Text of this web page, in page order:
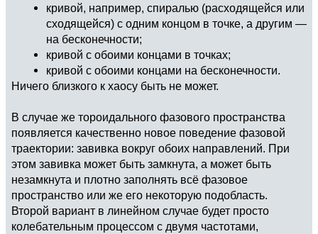
кривой, например, спиралью (расходящейся или
сходящейся) с одним концом в точке, а другим —
на бесконечности;
кривой с обоими концами в точках;
кривой с обоими концами на бесконечности.
Ничего близкого к хаосу быть не может.
В случае же тороидального фазового пространства
появляется качественно новое поведение фазовой
траектории: завивка вокруг обоих направлений. При
этом завивка может быть замкнута, а может быть
незамкнута и плотно заполнять всё фазовое
пространство или же его некоторую подобласть.
Второй вариант в линейном случае будет просто
колебательным процессом с двумя частотами,